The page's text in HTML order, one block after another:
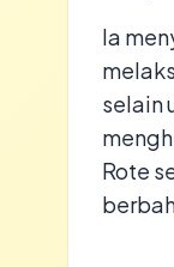
Ia
selain
Rote